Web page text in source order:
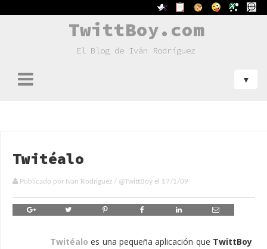
TwittBoy.com
El Blog de Iván Rodríguez
Twitéalo
Publicado por Ivan Rodriguez / @TwittBoy el 17/1/09
Twitéalo es una pequeña aplicación que TwittBoy